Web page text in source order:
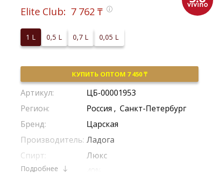
Elite Club: 7 762 ₸
1 L 0,5 L 0,7 L 0,05 L
КУПИТЬ ОПТОМ 7 450 ₸
Артикул:
ЦБ-00001953
Регион:
Россия , Санкт-Петербург
Бренд:
Царская
Производитель: Ладога
Спирт:
Люкс
Крепость:
Подробнее